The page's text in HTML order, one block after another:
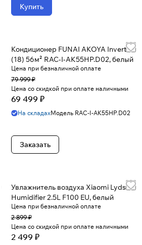
Купить
Кондиционер FUNAI AKOYA Inverter
(18) 56м² RAC-I-AK55HP.D02, белый
Цена при безналичной оплате
79 999 ₽
Цена со скидкой при оплате наличными
69 499 ₽
На складахМодель RAC-I-AK55HP.D02
Заказать
Увлажнитель воздуха Xiaomi Lydsto
Humidifier 2.5L F100 EU, белый
Цена при безналичной оплате
2 899 ₽
Цена со скидкой при оплате наличными
2 499 ₽